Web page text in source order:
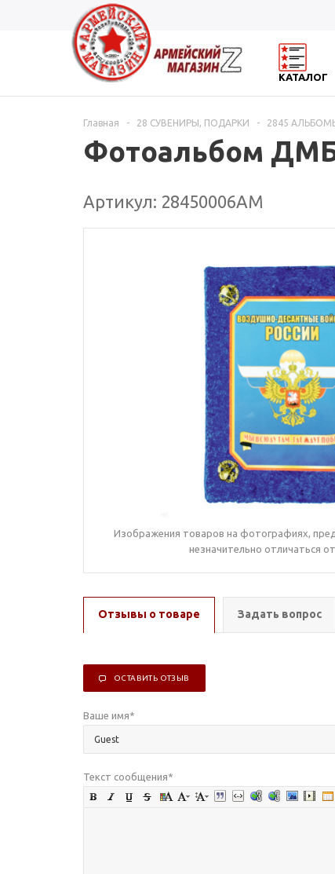
КАТАЛОГ
Главная - 28 СУВЕНИРЫ, ПОДАРКИ - 2845
Фотоальбом
Артикул: 28450006АМ
Изображения товаров на фотографиях,
незначительно отличаться
Отзывы о товаре Задать вопрос
ОСТАВИТЬ ОТЗЫВ
Ваше имя*
Текст сообщения*